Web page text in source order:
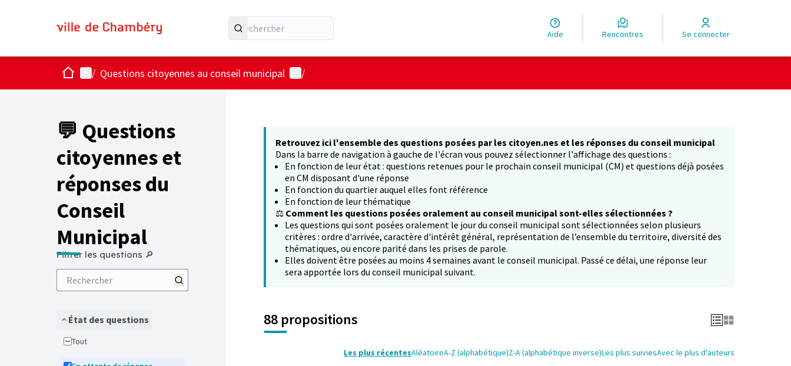
Aide Rencontres Se connecter
AccueilMenu principal
/ Questions citoyennes au conseil municipal Menu utilisateur
/
💬 Questions
citoyennes et
réponses du
Conseil
Municipal
Filtrer les questions 🔎
État des questions
Tout
Retrouvez ici l'ensemble des questions posées par les citoyen.nes et les réponses du conseil municipal
Dans la barre de navigation à gauche de l'écran vous pouvez sélectionner l'affichage des questions :
En fonction de leur état : questions retenues pour le prochain conseil municipal (CM) et questions déjà posées
en CM disposant d'une réponse
En fonction du quartier auquel elles font référence
En fonction de leur thématique
⚖️ Comment les questions posées oralement au conseil municipal sont-elles sélectionnées ?
Les questions qui sont posées oralement le jour du conseil municipal sont sélectionnées selon plusieurs
critères : ordre d'arrivée, caractère d'intérêt général, représentation de l’ensemble du territoire, diversité des
thématiques, ou encore parité dans les prises de parole.
Elles doivent être posées au moins 4 semaines avant le conseil municipal. Passé ce délai, une réponse leur
sera apportée lors du conseil municipal suivant.
88 propositions
Les plus récentesAléatoireA-Z (alphabétique)Z-A (alphabétique inverse)Les plus suiviesAvec le plus d'auteurs